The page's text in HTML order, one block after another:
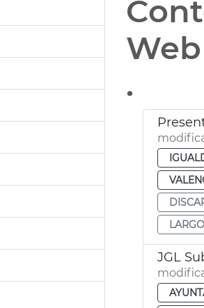
.
JGL